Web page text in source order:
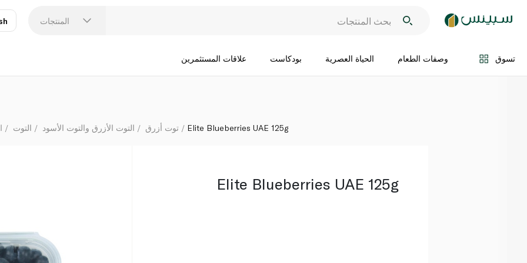
المنتجات
تسوق وصفات الطعام الحياة العصرية بودكاست علاقات المستثمرين
اضف الى السلة
التوت التوت الأزرق والتوت الأسود توت أزرق Elite Blueberries UAE 125g
Elite Blueberries UAE 125g